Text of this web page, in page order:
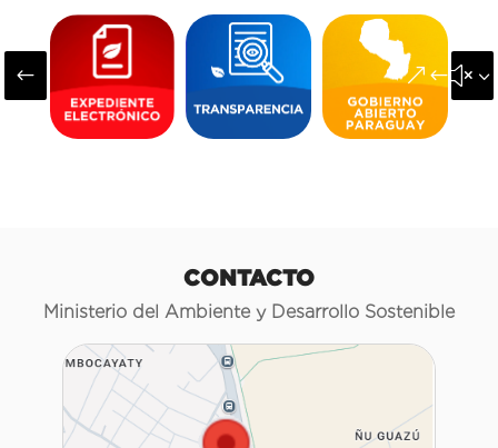
#
CONTACTO
Ministerio del Ambiente y Desarrollo Sostenible